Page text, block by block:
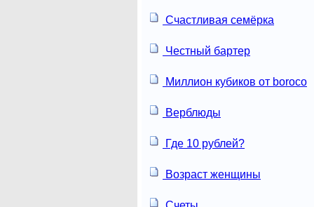
Счастливая семёрка
Честный бартер
Миллион кубиков от boroco
Верблюды
Где 10 рублей?
Возраст женщины